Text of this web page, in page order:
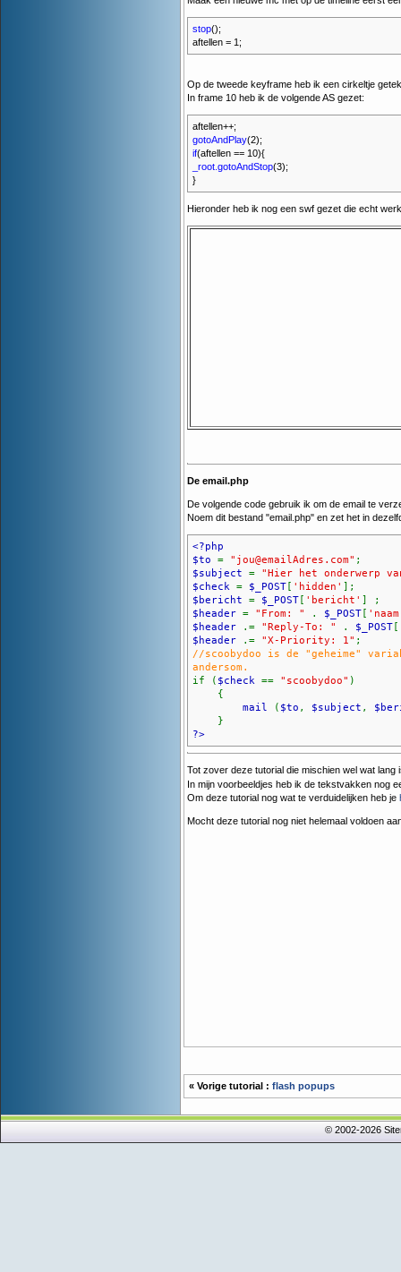
stop();
aftellen = 1;
Op de tweede keyframe heb ik een cirkeltje
In frame 10 heb ik de volgende AS gezet:
aftellen++;
gotoAndPlay(2);
if(aftellen == 10){
_root.gotoAndStop(3);
}
Hieronder heb ik nog een swf gezet die echt
De email.php
De volgende code gebruik ik om de email te
Noem dit bestand "email.php" en zet het in
<?php
$to = "jou@emailAdres.com" ;
$subject = "Hier het onderwerp
$check = $_POST 'hidden'
];
$bericht = $_POST 'bericht'
] ;
$header = "From: " . $_POST
$header
.= "Reply-To: " . $_POST
$header
.= "X-Priority: 1" ;
//scoobydoo is de "geheime"
andersom.
if ( $check == "scoobydoo" )
{
mail
( $to , $subject ,
}
?>
Tot zover deze tutorial die mischien wel wat
In mijn voorbeeldjes heb ik de tekstvakken nog
Om deze tutorial nog wat te verduidelijken heb je
Mocht deze tutorial nog niet helemaal voldoen
« Vorige tutorial : flash popups
© 2002-2026